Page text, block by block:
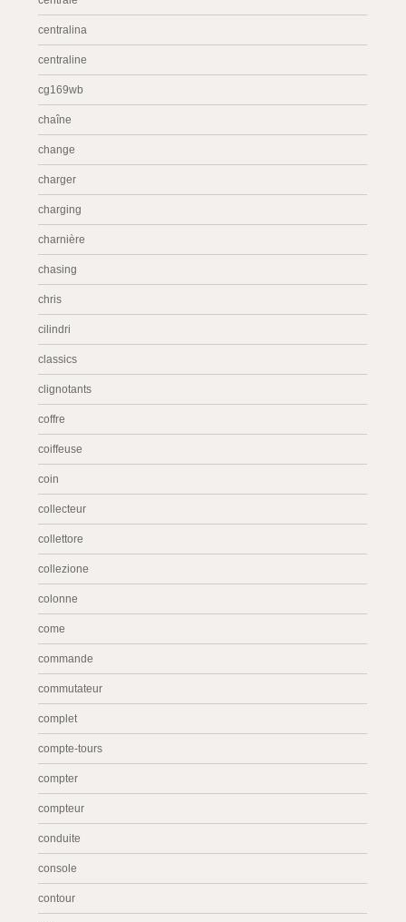
centralina
centraline
cg169wb
chaîne
change
charger
charging
charnière
chasing
chris
cilindri
classics
clignotants
coffre
coiffeuse
coin
collecteur
collettore
collezione
colonne
come
commande
commutateur
complet
compte-tours
compter
compteur
conduite
console
contour